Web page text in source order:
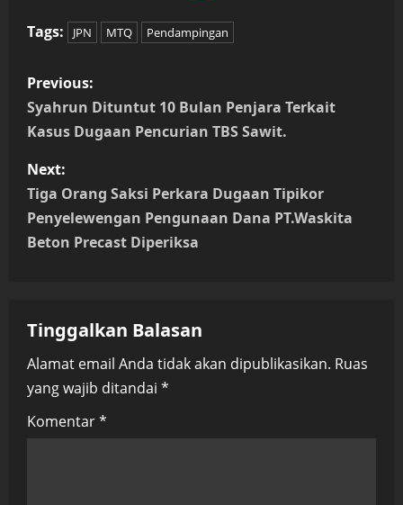
Tags: JPN MTQ Pendampingan
P
o
t
n
i
g
a
Previous:
Syahrun Dituntut 10 Bulan Penjara Terkait
Kasus Dugaan Pencurian TBS Sawit.
Next:
Tiga Orang Saksi Perkara Dugaan Tipikor
Penyelewengan Pengunaan Dana PT.Waskita
Beton Precast Diperiksa
Tinggalkan Balasan
Alamat email Anda tidak akan dipublikasikan. Ruas
yang wajib ditandai *
Komentar*